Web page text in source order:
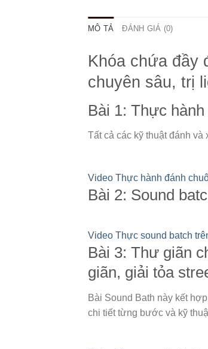
MÔ TẢ ĐÁNH GIÁ (0)
Khóa chứa đầy
chuyên sâu, trị
Bài 1: Thực
Tất cả các kỹ thuật đánh
Video Thực hành đánh
Bài 2: Sound
Video Thực sound batch
Bài 3: Thư giãn
giãn, giải tỏa
Bài Sound Bath này kết
chi tiết từng bước và kỹ